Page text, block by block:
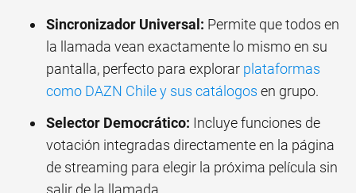
Sincronizador Universal: Permite que todos en
la llamada vean exactamente lo mismo en su
pantalla, perfecto para explorar plataformas
como DAZN Chile y sus catálogos en grupo.
Selector Democrático: Incluye funciones de
votación integradas directamente en la página
de streaming para elegir la próxima película sin
salir de la llamada.